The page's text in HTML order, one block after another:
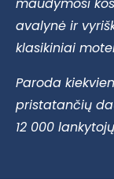
maudymosi
avalynė ir
klasikiniai
Paroda
pristatančių
12 000